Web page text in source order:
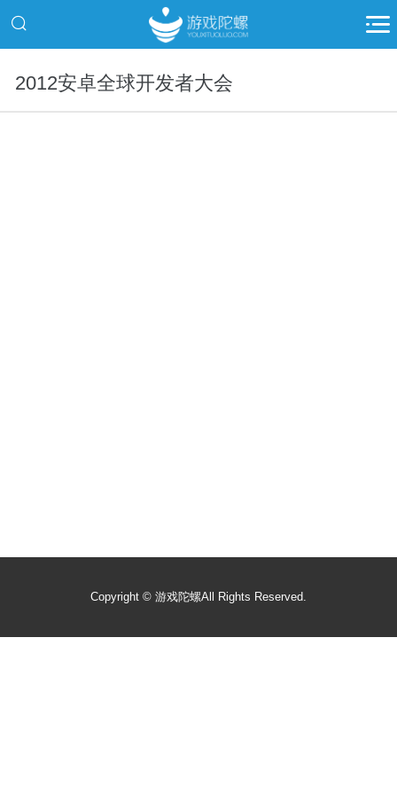
2012安卓全球开发者大会
Copyright © 游戏陀螺All Rights Reserved.